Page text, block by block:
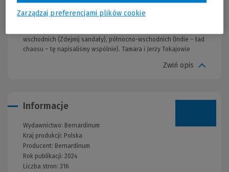
poznania, podróże. Ta książka jest częścią tetralogii indyjskiej,
dzielenia się wrażeniami z naszych podróży po Indiach:
wschodnich (Zdejmij sandały), północno-wschodnich (Indie – ład
chaosu – tę napisaliśmy wspólnie). Tamara i Jerzy Tokajowie
Zwiń opis
Informacje
Wydawnictwo: Bernardinum
Kraj produkcji: Polska
Producent: Bernardinum
Rok publikacji: 2024
Liczba stron: 316
Zarządzaj preferencjami plików cookie